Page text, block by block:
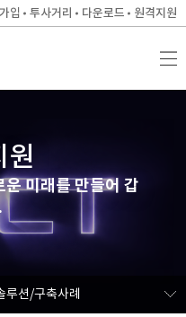
입 투사거리 다운로드 원격지원
원
미래를 만들어 갑
루션/구축사례